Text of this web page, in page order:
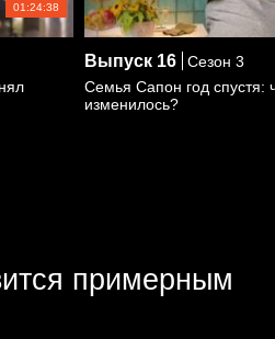
01:24:38
Выпуск 16
Сезон 3
Семья Сапон год спустя:
изменилось?
примерным